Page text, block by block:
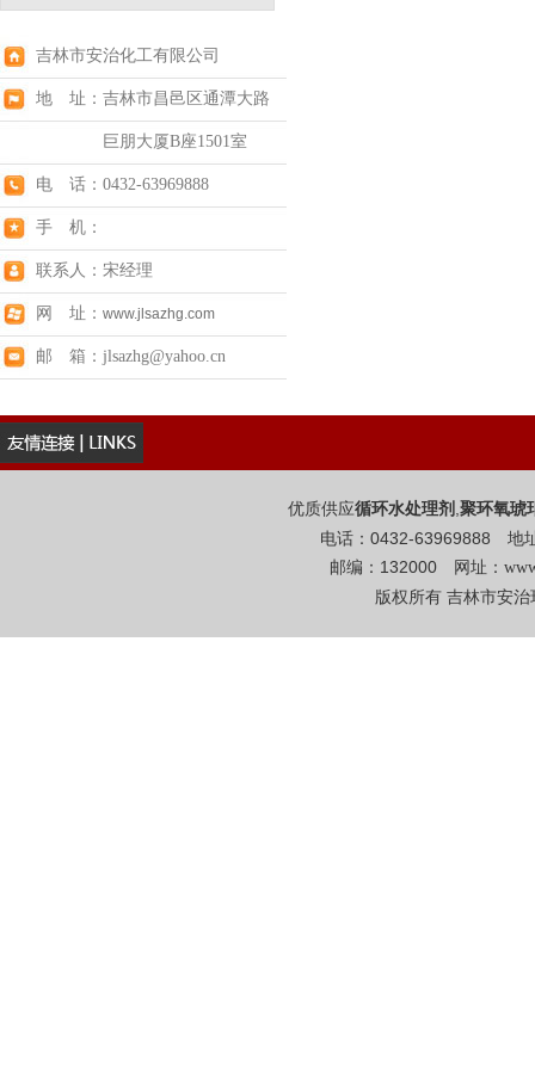
吉林市安治化工有限公司
地 址：吉林市昌邑区通潭大路
巨朋大厦B座1501室
电 话：0432-63969888
手 机：
联系人：宋经理
网 址： www.jlsazhg.com
邮 箱：jlsazhg@yahoo.cn
优质供应循环水处理剂 ,聚环氧琥
电话：0432-63969888 地
邮编：132000 网址：
版权所有 吉林市安